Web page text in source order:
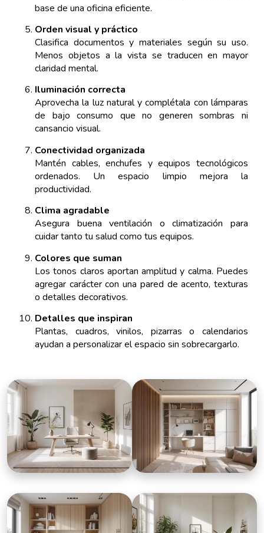
base de una oficina eficiente.
Orden visual y práctico
Clasifica documentos y materiales según su uso.
Menos objetos a la vista se traducen en mayor
claridad mental.
Iluminación correcta
Aprovecha la luz natural y complétala con lámparas
de bajo consumo que no generen sombras ni
cansancio visual.
Conectividad organizada
Mantén cables, enchufes y equipos tecnológicos
ordenados. Un espacio limpio mejora la
productividad.
Clima agradable
Asegura buena ventilación o climatización para
cuidar tanto tu salud como tus equipos.
Colores que suman
Los tonos claros aportan amplitud y calma. Puedes
agregar carácter con una pared de acento, texturas
o detalles decorativos.
Detalles que inspiran
Plantas, cuadros, vinilos, pizarras o calendarios
ayudan a personalizar el espacio sin sobrecargarlo.